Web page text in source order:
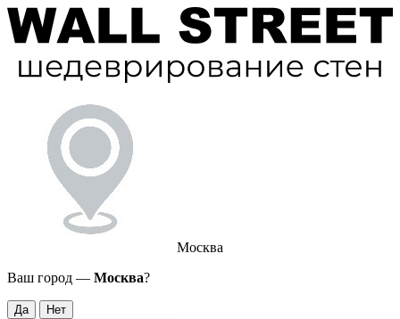
Москва
Ваш город — Москва?
Да Нет